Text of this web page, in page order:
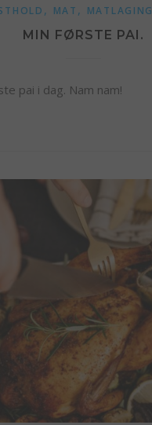
, MAT , MATLAGING
MIN FØRSTE PAI.
pai i dag. Nam nam!